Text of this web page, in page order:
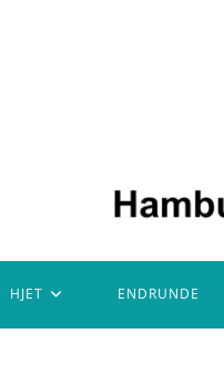
HJET ENDRUNDE